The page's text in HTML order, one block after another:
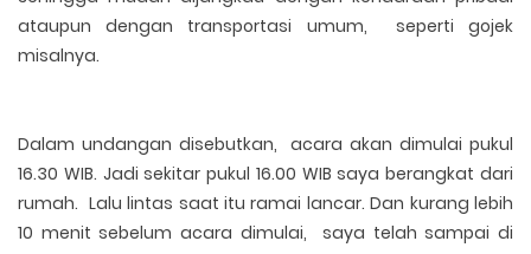
ataupun dengan transportasi umum, seperti gojek
misalnya.
Dalam undangan disebutkan, acara akan dimulai pukul
16.30 WIB. Jadi sekitar pukul 16.00 WIB saya berangkat dari
rumah. Lalu lintas saat itu ramai lancar. Dan kurang lebih
10 menit sebelum acara dimulai, saya telah sampai di